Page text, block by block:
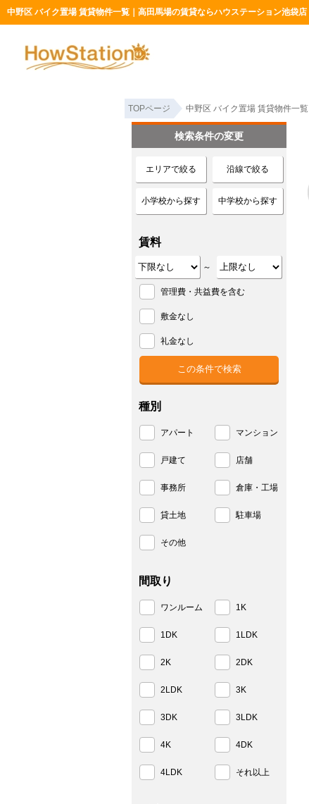
中野区 バイク置場 賃貸物件一覧｜高田馬場の賃貸ならハウステーション池袋店
TOPページ 中野区 バイク置場 賃貸物件一覧
検索条件の変更
エリアで絞る 沿線で絞る
小学校から探す 中学校から探す
賃料
～
管理費・共益費を含む
敷金なし
礼金なし
種別
アパート マンション
戸建て 店舗
事務所 倉庫・工場
貸土地 駐車場
その他
間取り
ワンルーム 1K
1DK 1LDK
2K 2DK
2LDK 3K
3DK 3LDK
4K 4DK
4LDK それ以上